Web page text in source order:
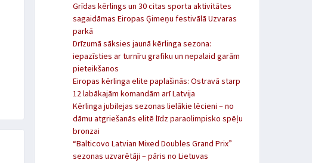
Grīdas kērlings un 30 citas sporta aktivitātes
sagaidāmas Eiropas Ģimeņu festivālā Uzvaras
parkā
Drīzumā sāksies jaunā kērlinga sezona:
iepazīsties ar turnīru grafiku un nepalaid garām
pieteikšanos
Eiropas kērlinga elite paplašinās: Ostravā starp
12 labākajām komandām arī Latvija
Kērlinga jubilejas sezonas lielākie lēcieni – no
dāmu atgriešanās elitē līdz paraolimpisko spēļu
bronzai
“Balticovo Latvian Mixed Doubles Grand Prix”
sezonas uzvarētāji – pāris no Lietuvas